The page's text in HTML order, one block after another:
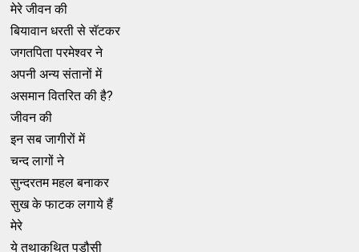
मेरे जीवन की
बियावान धरती से सॅटकर
जगतपिता परमेश्वर ने
अपनी अन्य संतानों में
असमान वितरित की है?
जीवन की
इन सब जागीरों में
चन्द लागों ने
सुन्दरतम महल बनाकर
सुख के फाटक लगाये हैं
मेरे
ये तथाकथित पड़ौसी